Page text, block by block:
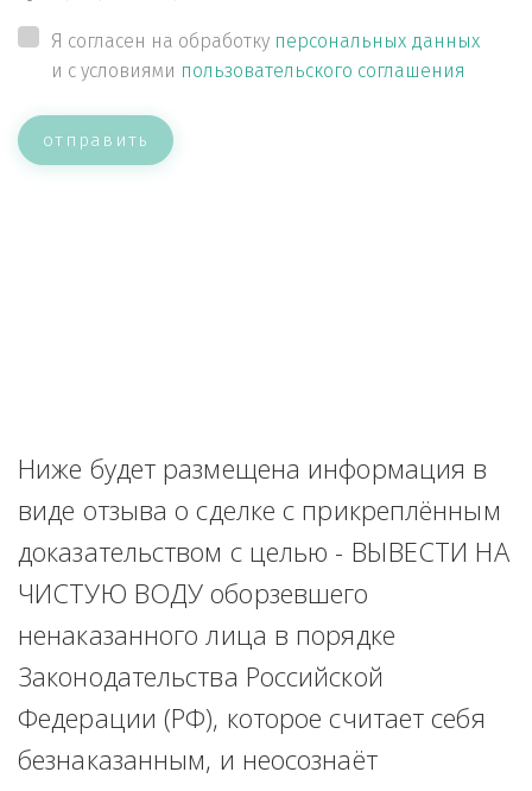
Я согласен на обработку персональных данных
и с условиями пользовательского соглашения
отправить
Ниже будет размещена информация в
виде отзыва о сделке с прикреплённым
доказательством с целью - ВЫВЕСТИ НА
ЧИСТУЮ ВОДУ оборзевшего
ненаказанного лица в порядке
Законодательства Российской
Федерации (РФ), которое считает себя
безнаказанным, и неосознаёт